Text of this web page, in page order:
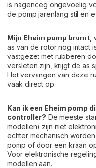
is nagenoeg ongevoelig
de pomp jarenlang stil en
Mijn Eheim pomp bromt,
as van de rotor nog intact
vastgezet met rubberen
versleten zijn, krijgt de as
Het vervangen van deze
vaak direct op.
Kan ik een Eheim pomp
controller? De meeste
modellen) zijn niet
echter mechanisch
pomp of door een kraan
Voor elektronische
modellen aan.